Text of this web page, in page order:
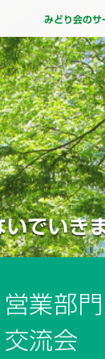
みどり会のサ
いでいき
営業部門
交流会